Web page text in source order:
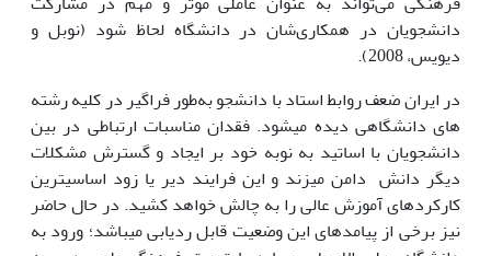
دانشجویان در همکاری‌شان در دانشگاه لحاظ شود (نوبل و
دیویس، 2008).
در ایران ضعف روابط استاد با دانشجو به‌طور فراگیر در کلیه رشته­‌
های دانشگاهی دیده می­شود. فقدان مناسبات ارتباطی در بین
دانشجویان با اساتید به نوبه خود بر ایجاد و گسترش مشکلات
دیگر دانش دامن می­زند و این فرایند دیر یا زود اساسی­ترین
کارکردهای آموزش عالی را به چالش خواهد کشید. در حال حاضر
نیز برخی از پیامدهای این وضعیت قابل ردیابی می­باشد؛ ورود به